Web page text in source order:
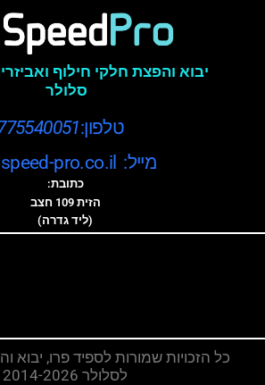
יבוא והפצת חלקי חילוף
סלולר
טלפון:0
מייל: info@speed-pro.co.il
כתובת:
הזית 109 חצב
(ליד גדרה)
כל הזכויות שמורות לספיד פרו, יבוא
לסלולר 2014-2026